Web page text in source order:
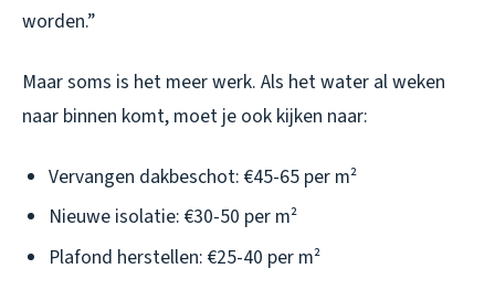
worden.”
Maar soms is het meer werk. Als het water al weken
naar binnen komt, moet je ook kijken naar:
Vervangen dakbeschot: €45-65 per m²
Nieuwe isolatie: €30-50 per m²
Plafond herstellen: €25-40 per m²